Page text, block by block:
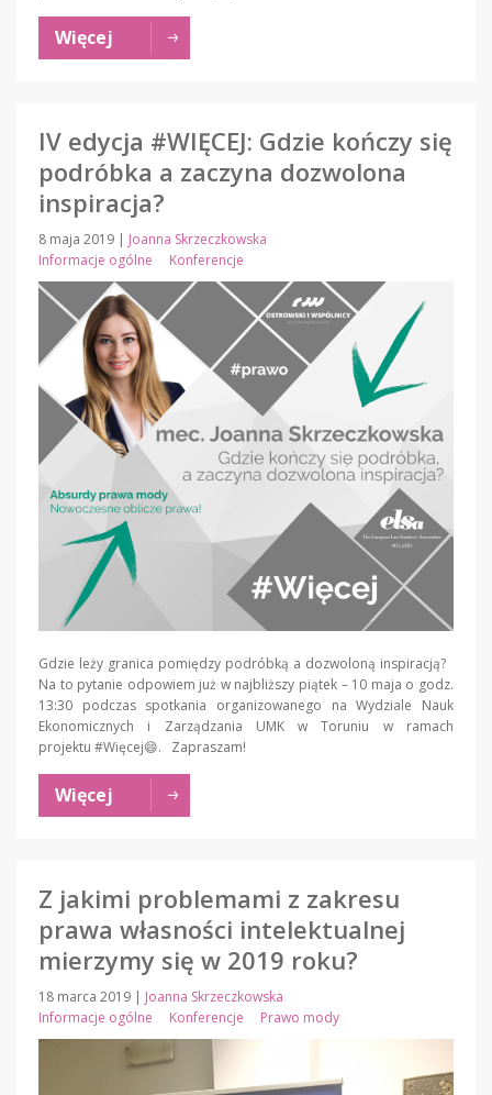
Więcej
IV edycja #WIĘCEJ: Gdzie kończy się
podróbka a zaczyna dozwolona
inspiracja?
8 maja 2019 | Joanna Skrzeczkowska
Informacje ogólne
Konferencje
Gdzie leży granica pomiędzy podróbką a dozwoloną inspiracją?
Na to pytanie odpowiem już w najbliższy piątek – 10 maja o godz.
13:30 podczas spotkania organizowanego na Wydziale Nauk
Ekonomicznych i Zarządzania UMK w Toruniu w ramach
projektu #Więcej😄. Zapraszam!
Więcej
Z jakimi problemami z zakresu
prawa własności intelektualnej
mierzymy się w 2019 roku?
18 marca 2019 | Joanna Skrzeczkowska
Informacje ogólne
Konferencje Prawo mody